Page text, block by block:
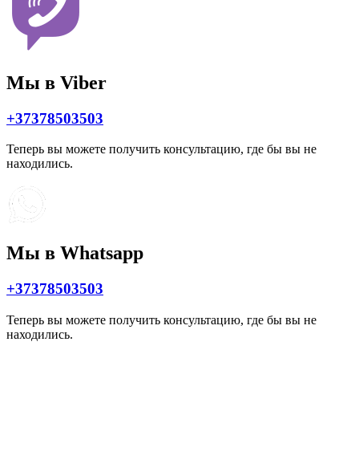
Мы в Viber
+37378503503
Теперь вы можете получить консультацию, где бы вы не
находились.
Мы в Whatsapp
+37378503503
Теперь вы можете получить консультацию, где бы вы не
находились.